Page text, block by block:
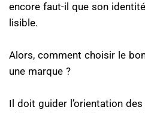
encore faut-il que son
lisible.
Alors, comment choisir le
une marque ?
Il doit guider l’orientation